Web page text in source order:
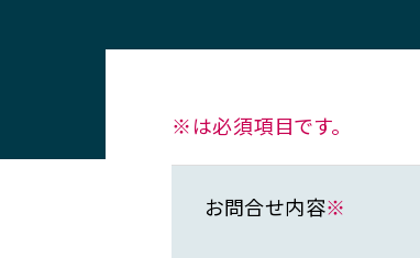
※は必須項目です。
お問合せ内容※